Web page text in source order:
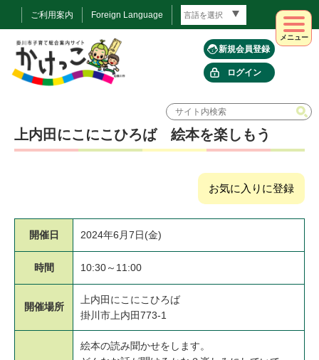
ご利用案内 Foreign Language
新規会員登録
ログイン
メニュー
上内田にこにこひろば 絵本を楽しもう
お気に入りに登録
開催日 2024年6月7日(金)
時間 10:30～11:00
開催場所
上内田にこにこひろば
掛川市上内田773-1
絵本の読み聞かせをします。